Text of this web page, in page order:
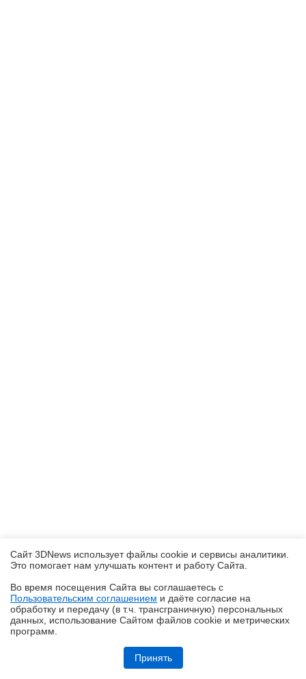
Обзор смартфона HUAWEI Pura 90s Pro Max: красота повсюду
Сайт 3DNews использует файлы cookie и сервисы аналитики.
Это помогает нам улучшать контент и работу Cайта.
Во время посещения Cайта вы соглашаетесь с
Пользовательским соглашением и даёте согласие на
обработку и передачу (в т.ч. трансграничную) персональных
данных, использование Cайтом файлов cookie и метрических
программ.
Принять